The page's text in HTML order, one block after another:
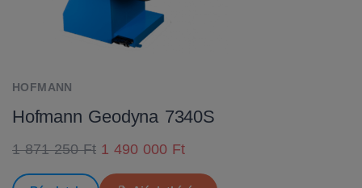
HOFMANN
Hofmann Geodyna 7340S
1 871 250 Ft 1 490 000 Ft